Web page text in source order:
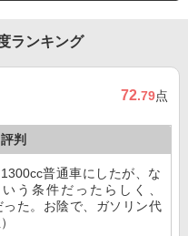
ランキング
72.79点
判
普通車にしたが、な
う条件だったらしく、
た。お陰で、ガソリン代